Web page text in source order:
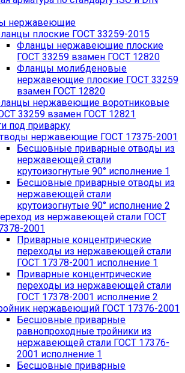
нержавеющие
плоские ГОСТ 33259-2015
Фланцы нержавеющие плоские
ГОСТ 33259 взамен ГОСТ 12820
Фланцы молибденовые
нержавеющие плоские ГОСТ 33259
взамен ГОСТ 12820
нержавеющие воротниковые
33259 взамен ГОСТ 12821
под приварку
нержавеющие ГОСТ 17375-2001
Бесшовные приварные отводы из
нержавеющей стали
крутоизогнутые 90° исполнение 1
Бесшовные приварные отводы из
нержавеющей стали
крутоизогнутые 90° исполнение 2
из нержавеющей стали ГОСТ
2001
Приварные концентрические
переходы из нержавеющей стали
ГОСТ 17378-2001 исполнение 1
Приварные концентрические
переходы из нержавеющей стали
ГОСТ 17378-2001 исполнение 2
нержавеющий ГОСТ 17376-2001
Бесшовные приварные
равнопроходные тройники из
нержавеющей стали ГОСТ 17376-
2001 исполнение 1
Бесшовные приварные